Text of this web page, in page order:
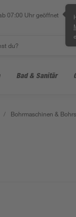
07:00 Uhr geöffnet
Bad & Sanitär
/ Bohrmaschinen &